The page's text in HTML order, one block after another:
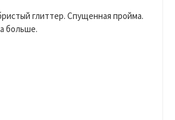
глиттер. Спущенная пройма.
больше.